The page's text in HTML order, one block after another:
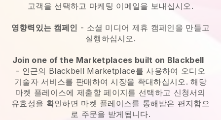
고객을 선택하고 마케팅 이메일을 보내십시오.
영향력있는 캠페인 - 소셜 미디어 제휴 캠페인을 만들고
실행하십시오.
Join one of the Marketplaces built on Blackbell
- 인근의 Blackbell Marketplace를 사용하여 오디오
기술자 서비스를 판매하여 시장을 확대하십시오. 해당
마켓 플레이스에 제출할 페이지를 선택하고 신청서의
유효성을 확인하면 마켓 플레이스를 통해받은 편지함으
로 주문을 받게됩니다.